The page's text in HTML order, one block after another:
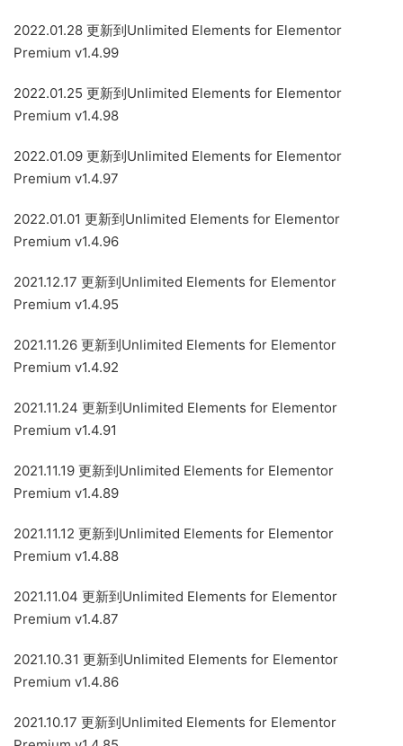
2022.01.28 更新到Unlimited Elements for Elementor
Premium v1.4.99
2022.01.25 更新到Unlimited Elements for Elementor
Premium v1.4.98
2022.01.09 更新到Unlimited Elements for Elementor
Premium v1.4.97
2022.01.01 更新到Unlimited Elements for Elementor
Premium v1.4.96
2021.12.17 更新到Unlimited Elements for Elementor
Premium v1.4.95
2021.11.26 更新到Unlimited Elements for Elementor
Premium v1.4.92
2021.11.24 更新到Unlimited Elements for Elementor
Premium v1.4.91
2021.11.19 更新到Unlimited Elements for Elementor
Premium v1.4.89
2021.11.12 更新到Unlimited Elements for Elementor
Premium v1.4.88
2021.11.04 更新到Unlimited Elements for Elementor
Premium v1.4.87
2021.10.31 更新到Unlimited Elements for Elementor
Premium v1.4.86
2021.10.17 更新到Unlimited Elements for Elementor